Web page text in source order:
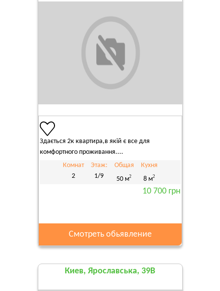
Здається 2к квартира,в якій є все для
комфортного проживання....
Комнат
2
Этаж:
1/9
Общая
50 м2
Кухня
8 м2
10 700 грн
Смотреть обьявление
Киев, Ярославська, 39В